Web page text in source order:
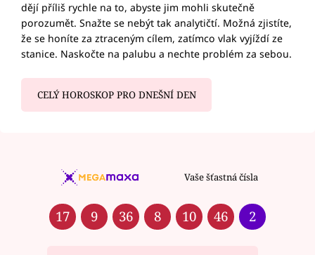
dějí příliš rychle na to, abyste jim mohli skutečně
porozumět. Snažte se nebýt tak analytičtí. Možná zjistíte,
že se honíte za ztraceným cílem, zatímco vlak vyjíždí ze
stanice. Naskočte na palubu a nechte problém za sebou.
CELÝ HOROSKOP PRO DNEŠNÍ DEN
Vaše šťastná čísla
17 9 36 8 10 46 2